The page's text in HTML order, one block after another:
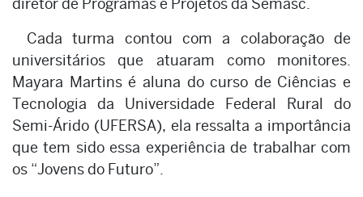
diretor de Programas e Projetos da Semasc.
Cada turma contou com a colaboração de
universitários que atuaram como monitores.
Mayara Martins é aluna do curso de Ciências e
Tecnologia da Universidade Federal Rural do
Semi-Árido (UFERSA), ela ressalta a importância
que tem sido essa experiência de trabalhar com
os “Jovens do Futuro”.